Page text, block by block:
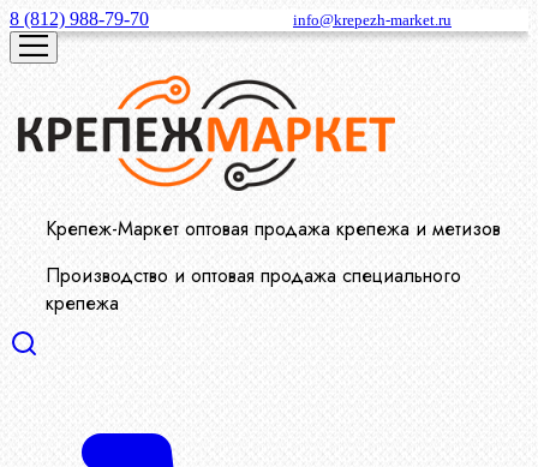
8 (812) 988-79-70 info@krepezh-market.ru
Крепеж-Маркет оптовая продажа крепежа и метизов
Производство и оптовая продажа специального
крепежа